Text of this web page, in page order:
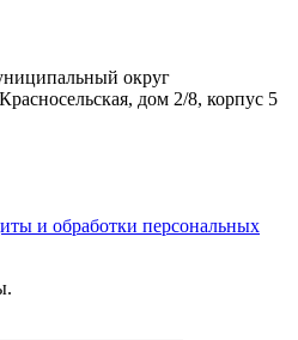
округ
дом 2/8, корпус 5
и обработки персональных